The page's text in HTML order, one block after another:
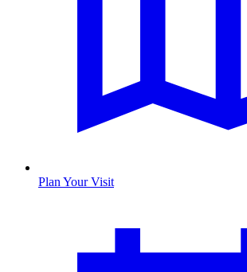
Plan Your Visit